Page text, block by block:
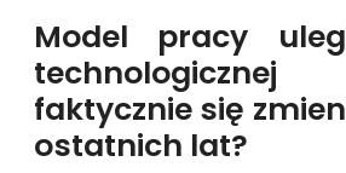
Model pracy
faktycznie się
ostatnich lat?